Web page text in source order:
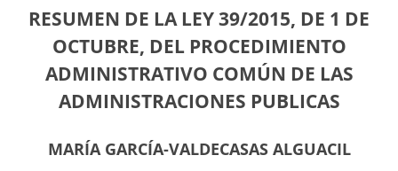
RESUMEN DE LA LEY 39/2015, DE 1 DE
OCTUBRE, DEL PROCEDIMIENTO
ADMINISTRATIVO COMÚN DE LAS
ADMINISTRACIONES PUBLICAS
MARÍA GARCÍA-VALDECASAS ALGUACIL